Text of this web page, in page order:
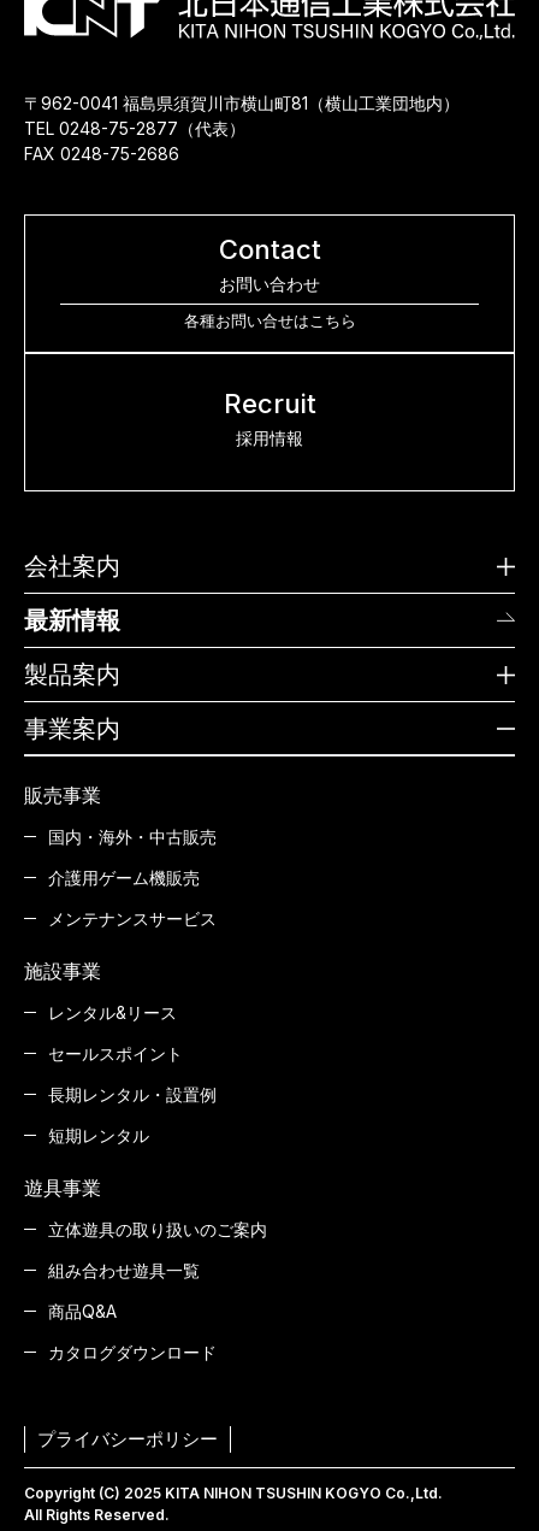
〒962-0041 福島県須賀川市横山町81（横山工業団地内）
TEL 0248-75-2877（代表）
FAX 0248-75-2686
Contact
お問い合わせ
各種お問い合せはこちら
Recruit
採用情報
会社案内
最新情報
製品案内
事業案内
販売事業
国内・海外・中古販売
介護用ゲーム機販売
メンテナンスサービス
施設事業
レンタル&リース
セールスポイント
長期レンタル・設置例
短期レンタル
遊具事業
立体遊具の取り扱いのご案内
組み合わせ遊具一覧
商品Q&A
カタログダウンロード
プライバシーポリシー
Copyright (C) 2025 KITA NIHON TSUSHIN KOGYO Co.,Ltd.
All Rights Reserved.